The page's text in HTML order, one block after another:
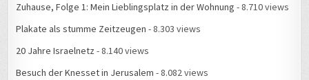
Zuhause, Folge 1: Mein Lieblingsplatz in der Wohnung - 8.710 views
Plakate als stumme Zeitzeugen - 8.303 views
20 Jahre Israelnetz - 8.140 views
Besuch der Knesset in Jerusalem - 8.082 views